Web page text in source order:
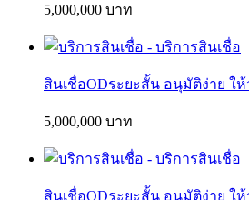
5,000,000 บาท
สินเชื่อODระยะสั้น อนุมัติง่าย ให้
5,000,000 บาท
สินเชื่อODระยะสั้น อนุมัติง่าย ให้